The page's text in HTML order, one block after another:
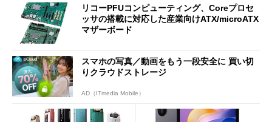
リコーPFUコンピューティング、Coreプロセ
ッサの搭載に対応した産業向けATX/microATX
マザーボード
スマホの写真／動画をもう一段安全に 買い切
りクラウドストレージ
AD（ITmedia Mobile）